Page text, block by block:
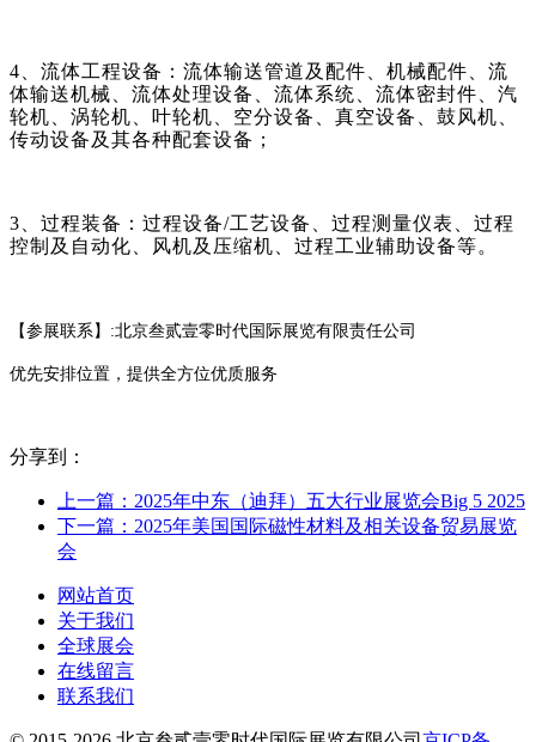
4、流体工程设备：流体输送管道及配件、机械配件、流
体输送机械、流体处理设备、流体系统、流体密封件、汽
轮机、涡轮机、叶轮机、空分设备、真空设备、鼓风机、
传动设备及其各种配套设备；
3、 过程装备：过程设备/工艺设备、过程测量仪表、过程
控制及自动化、风机及压缩机、过程工业辅助设备等。
【参展联系】 :北京叁贰壹零时代国际展览有限责任公司
优先安排位置，提供全方位优质服务
分享到：
上一篇：2025年中东（迪拜）五大行业展览会Big 5 2025
下一篇：2025年美国国际磁性材料及相关设备贸易展览
会
网站首页
关于我们
全球展会
在线留言
联系我们